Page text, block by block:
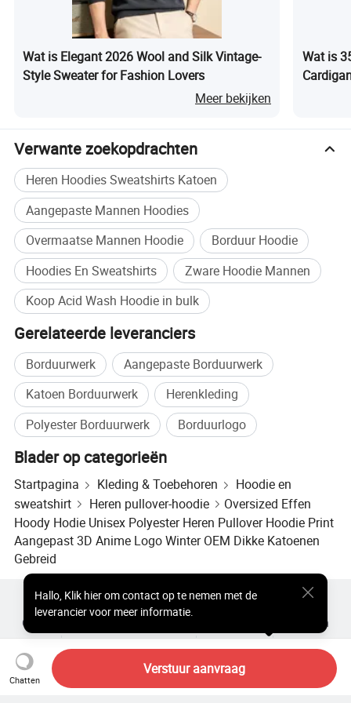
Wat is Elegant 2026 Wool and Silk Vintage-
Style Sweater for Fashion Lovers
Meer bekijken
Wat is
Verwante zoekopdrachten
Heren Hoodies Sweatshirts Katoen
Aangepaste Mannen Hoodies
Overmaatse Mannen Hoodie
Borduur Hoodie
Hoodies En Sweatshirts
Zware Hoodie Mannen
Koop Acid Wash Hoodie in bulk
Gerelateerde leveranciers
Borduurwerk
Aangepaste Borduurwerk
Katoen Borduurwerk
Herenkleding
Polyester Borduurwerk
Borduurlogo
Blader op categorieën
Startpagina Kleding & Toebehoren
Hoodie en
sweatshirt
Heren pullover-hoodie
Oversized Effen
Hoody Hodie Unisex Polyester Heren Pullover Hoodie Print
Aangepast 3D Anime Logo Winter OEM Dikke Katoenen
Gebreid
Chatten
Verstuur aanvraag
Hallo, Klik hier om contact op te nemen met de
leverancier voor meer informatie.
Populaire producten
Hot Products-prijs
Groothandel Hete Producten
Inzichten
over
Gebruikersovereenkomst Privacybeleid
contact
Copyright © 2026 Focus Technology Co., Ltd. All Rights Reserved